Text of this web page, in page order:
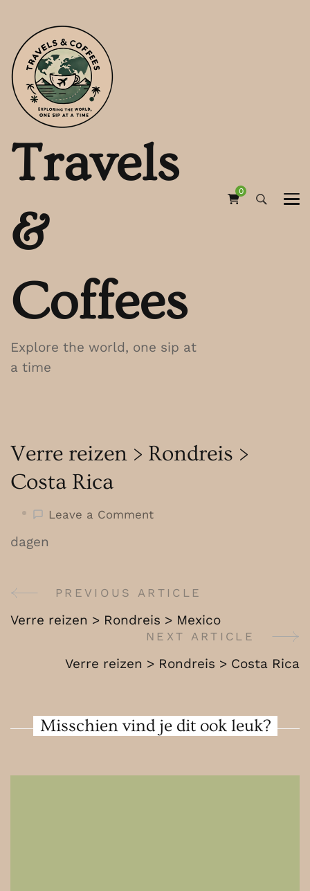
Travels
&
Coffees
Explore the world, one sip at
a time
0
Verre reizen > Rondreis >
Costa Rica
Leave a Commenton
Costa
Rica
dagen
Post
Navigation
PREVIOUS ARTICLE
Verre reizen > Rondreis > Mexico
NEXT ARTICLE
Verre reizen > Rondreis > Costa Rica
Misschien vind je dit ook leuk?